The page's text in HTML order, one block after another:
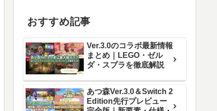
おすすめ記事
Ver.3.0のコラボ最新情報
まとめ｜LEGO・ゼル
ダ・スプラを徹底解説
あつ森Ver.3.0＆Switch 2
Edition先行プレビュー